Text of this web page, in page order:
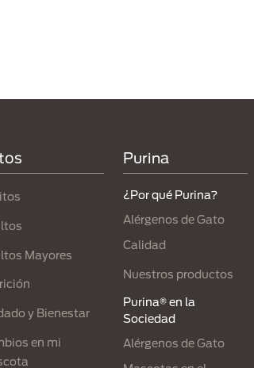
Mayores
y Bienestar
en mi
Purina
¿Por qué Purina?
Alérgenos de Gato
Calidad
Nuestros productos
Purina® en la
Sociedad
Alérgenos de Gato